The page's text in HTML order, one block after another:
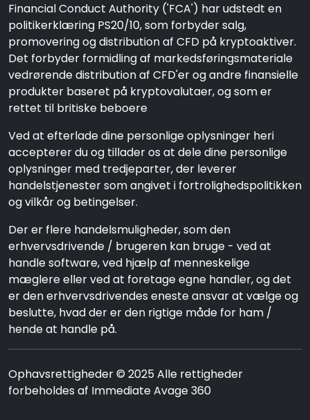
Financial Conduct Authority ('FCA') har udstedt en
politikerklæring PS20/10, som forbyder salg,
promovering og distribution af CFD på kryptoaktiver.
Det forbyder formidling af markedsføringsmateriale
vedrørende distribution af CFD'er og andre finansielle
produkter baseret på kryptovalutaer, og som er
rettet til britiske beboere
Ved at efterlade dine personlige oplysninger heri
accepterer du og tillader os at dele dine personlige
oplysninger med tredjeparter, der leverer
handelstjenester som angivet i fortrolighedspolitikken
og vilkår og betingelser.
Der er flere handelsmuligheder, som den
erhvervsdrivende / brugeren kan bruge - ved at
handle software, ved hjælp af menneskelige
mæglere eller ved at foretage egne handler, og det
er den erhvervsdrivendes eneste ansvar at vælge og
beslutte, hvad der er den rigtige måde for ham /
hende at handle på.
Ophavsrettigheder © 2025 Alle rettigheder
forbeholdes af Immediate Avage 360